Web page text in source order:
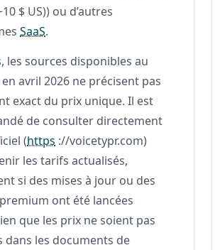
$ US)) ou d’autres
SaaS.
les sources disponibles au
avril 2026 ne précisent pas
exact du prix unique. Il est
de consulter directement
(https ://voicetypr.com)
les tarifs actualisés,
si des mises à jour ou des
ont été lancées
que les prix ne soient pas
dans les documents de